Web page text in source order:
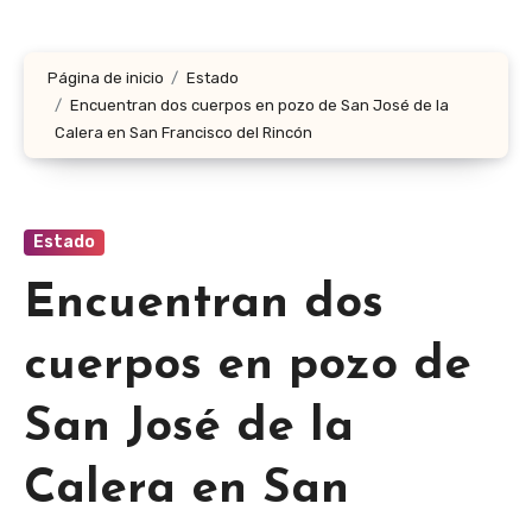
Página de inicio
Estado
Encuentran dos cuerpos en pozo de San José de la
Calera en San Francisco del Rincón
Estado
Encuentran dos
cuerpos en pozo de
San José de la
Calera en San